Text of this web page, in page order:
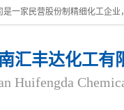
汇丰达化工有
Huifengda